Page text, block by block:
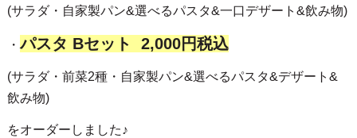
(サラダ・自家製パン&選べるパスタ&一口デザート&飲み物)
・パスタ Bセット 2,000円税込
(サラダ・前菜2種・自家製パン&選べるパスタ&デザート&
飲み物)
をオーダーしました♪